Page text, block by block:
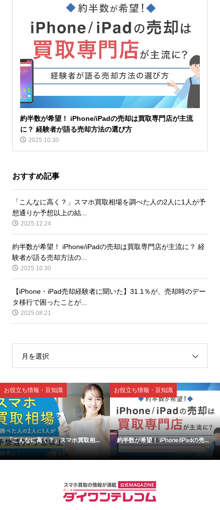
約半数が希望！ iPhone/iPadの売却は買取専門店が主流
に？ 経験者が語る売却方法の選び方
2025.10.30
おすすめ記事
「こんなに高く？」スマホ買取相場を調べた人の2人に1人が予
想通りか予想以上の結...
2025.12.24
約半数が希望！ iPhone/iPadの売却は買取専門店が主流に？ 経
験者が語る売却方法の...
2025.10.30
【iPhone・iPad売却経験者に聞いた】31.1％が、売却時のデー
タ移行で困ったことが...
2025.08.21
月を選択
お役立ち情報・豆知識
「こんなに高く？」スマホ買取相...
お役立ち情報・豆知識
約半数が希望！ iPhone/iPadの売...